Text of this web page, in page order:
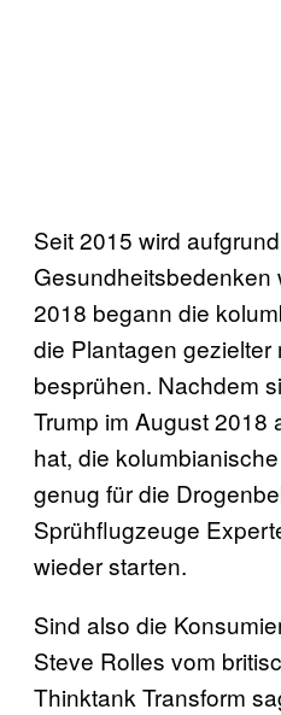
Seit 2015 wird
Gesundheitsbedenken
2018 begann die
die Plantagen gezielter
besprühen. Nachdem
Trump im August 2018
hat, die
genug für die
Sprühflugzeuge
wieder starten.
Sind also die
Steve Rolles vom
Thinktank Transform